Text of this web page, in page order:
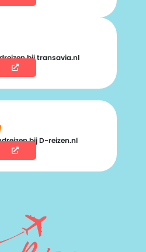
bij transavia.nl
bij D-reizen.nl